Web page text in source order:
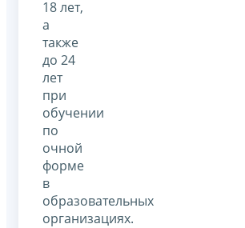
18 лет,
а
также
до 24
лет
при
обучении
по
очной
форме
в
образовательных
организациях.